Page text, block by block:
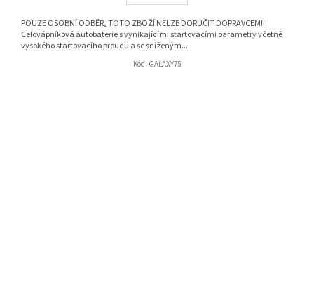
POUZE OSOBNÍ ODBĚR, TOTO ZBOŽÍ NELZE DORUČIT DOPRAVCEM!!!
Celovápníková autobaterie s vynikajícími startovacími parametry včetně
vysokého startovacího proudu a se sníženým...
Kód: GALAXY75